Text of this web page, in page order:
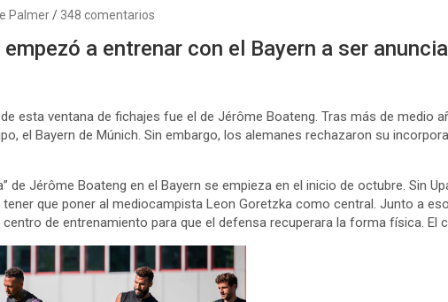
Palmer 348 comentarios
a entrenar con el Bayern a ser
esta ventana de fichajes fue el de Jérôme Boateng. Tras más de medio
el Bayern de Múnich. Sin embargo, los alemanes rechazaron su
de Jérôme Boateng en el Bayern se empieza en el inicio de octubre. Sin
que poner al mediocampista Leon Goretzka como central. Junto a
de entrenamiento para que el defensa recuperara la forma física.